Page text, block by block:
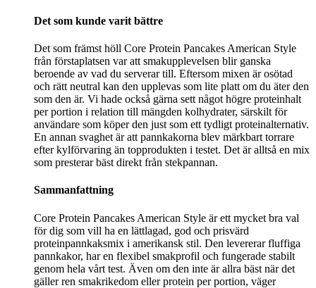
Det som kunde varit bättre
Det som främst höll Core Protein Pancakes American Style
från förstaplatsen var att smakupplevelsen blir ganska
beroende av vad du serverar till. Eftersom mixen är osötad
och rätt neutral kan den upplevas som lite platt om du äter den
som den är. Vi hade också gärna sett något högre proteinhalt
per portion i relation till mängden kolhydrater, särskilt för
användare som köper den just som ett tydligt proteinalternativ.
En annan svaghet är att pannkakorna blev märkbart torrare
efter kylförvaring än topprodukten i testet. Det är alltså en mix
som presterar bäst direkt från stekpannan.
Sammanfattning
Core Protein Pancakes American Style är ett mycket bra val
för dig som vill ha en lättlagad, god och prisvärd
proteinpannkaksmix i amerikansk stil. Den levererar fluffiga
pannkakor, har en flexibel smakprofil och fungerade stabilt
genom hela vårt test. Även om den inte är allra bäst när det
gäller ren smakrikedom eller protein per portion, väger